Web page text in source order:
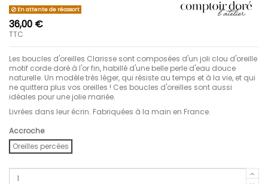
En attente de réassort
36,00 €
TTC
Les boucles d'oreilles Clarisse sont composées d'un joli clou d'oreille
motif corde doré à l'or fin, habillé d'une belle perle d'eau douce
naturelle. Un modèle très léger, qui résiste au temps et à la vie, et qui
ne quittera plus vos oreilles ! Ces boucles d'oreilles sont aussi
idéales pour une jolie mariée.
Livrées dans leur écrin. Fabriquées à la main en France.
Accroche
Oreilles percées